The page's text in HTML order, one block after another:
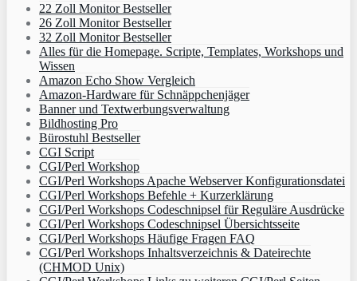
22 Zoll Monitor Bestseller
26 Zoll Monitor Bestseller
32 Zoll Monitor Bestseller
Alles für die Homepage. Scripte, Templates, Workshops und
Wissen
Amazon Echo Show Vergleich
Amazon-Hardware für Schnäppchenjäger
Banner und Textwerbungsverwaltung
Bildhosting Pro
Bürostuhl Bestseller
CGI Script
CGI/Perl Workshop
CGI/Perl Workshops Apache Webserver Konfigurationsdatei
CGI/Perl Workshops Befehle + Kurzerklärung
CGI/Perl Workshops Codeschnipsel für Reguläre Ausdrücke
CGI/Perl Workshops Codeschnipsel Übersichtsseite
CGI/Perl Workshops Häufige Fragen FAQ
CGI/Perl Workshops Inhaltsverzeichnis & Dateirechte
(CHMOD Unix)